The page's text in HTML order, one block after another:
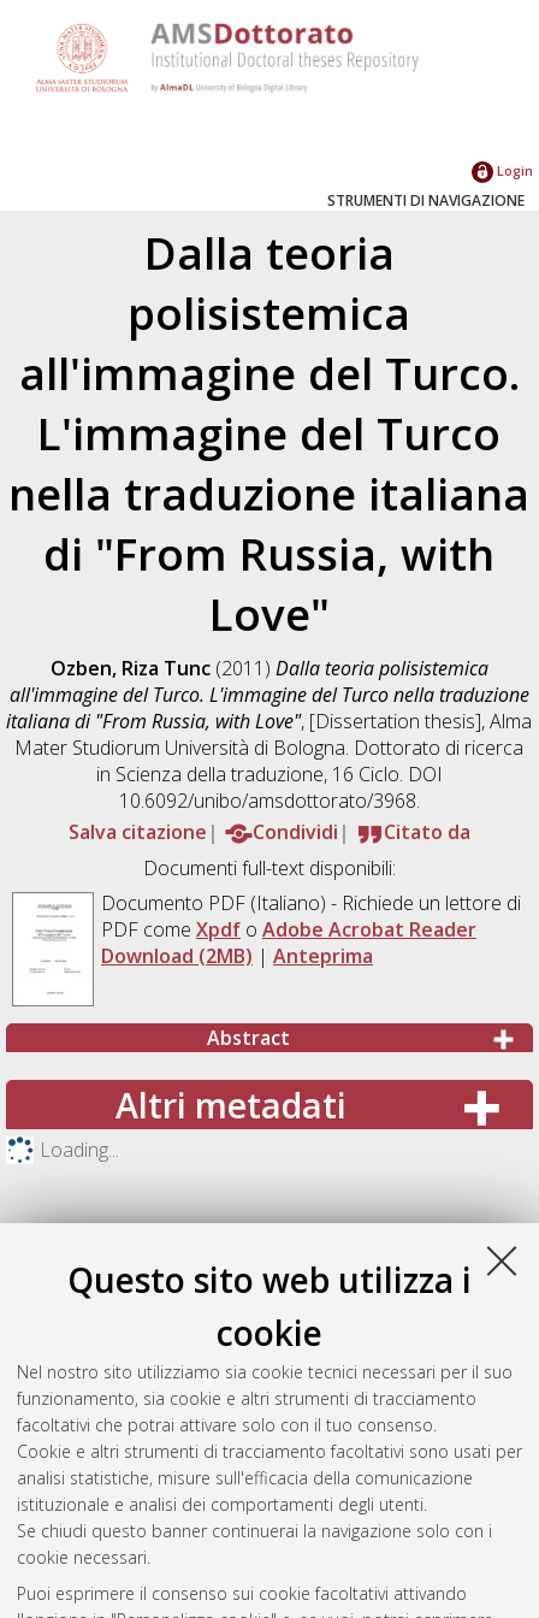
Questo sito web utilizza i
cookie
Nel nostro sito utilizziamo sia cookie tecnici necessari per il suo
funzionamento, sia cookie e altri strumenti di tracciamento
facoltativi che potrai attivare solo con il tuo consenso.
Cookie e altri strumenti di tracciamento facoltativi sono usati per
analisi statistiche, misure sull'efficacia della comunicazione
istituzionale e analisi dei comportamenti degli utenti.
Se chiudi questo banner continuerai la navigazione solo con i
cookie necessari.
Puoi esprimere il consenso sui cookie facoltativi attivando
Login
STRUMENTI DI NAVIGAZIONE
Dalla teoria
polisistemica
all'immagine del Turco.
L'immagine del Turco
nella traduzione italiana
di "From Russia, with
Love"
Ozben, Riza Tunc(2011) Dalla teoria polisistemica
all'immagine del Turco. L'immagine del Turco nella traduzione
italiana di "From Russia, with Love", [Dissertation thesis], Alma
Mater Studiorum Università di Bologna. Dottorato di ricerca
in Scienza della traduzione, 16 Ciclo. DOI
10.6092/unibo/amsdottorato/3968.
Salva citazione
Condividi
Citato da
Documenti full-text disponibili:
Documento PDF(Italiano) - Richiede un lettore di
PDF come Xpdfo Adobe Acrobat Reader
Download (2MB) | Anteprima
Abstract
Altri metadati
Loading...
Gestione del documento:
Atom
Rss 1.0